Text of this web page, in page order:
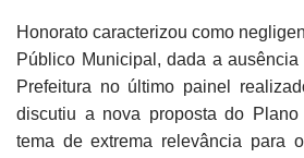
Honorato caracterizou como
Público Municipal, dada a
Prefeitura no último painel
discutiu a nova proposta do
tema de extrema relevância para